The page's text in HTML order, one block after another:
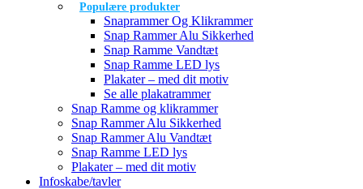
Populære produkter
Snaprammer Og Klikrammer
Snap Rammer Alu Sikkerhed
Snap Ramme Vandtæt
Snap Ramme LED lys
Plakater – med dit motiv
Se alle plakatrammer
Snap Ramme og klikrammer
Snap Rammer Alu Sikkerhed
Snap Rammer Alu Vandtæt
Snap Ramme LED lys
Plakater – med dit motiv
Infoskabe/tavler